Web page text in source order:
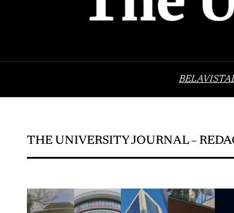
BELAVISTA
THE UNIVERSITY JOURNAL –